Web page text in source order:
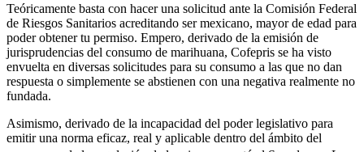
Teóricamente basta con hacer una solicitud ante la Comisión Federal
de Riesgos Sanitarios acreditando ser mexicano, mayor de edad para
poder obtener tu permiso. Empero, derivado de la emisión de
jurisprudencias del consumo de marihuana, Cofepris se ha visto
envuelta en diversas solicitudes para su consumo a las que no dan
respuesta o simplemente se abstienen con una negativa realmente no
fundada.
Asimismo, derivado de la incapacidad del poder legislativo para
emitir una norma eficaz, real y aplicable dentro del ámbito del